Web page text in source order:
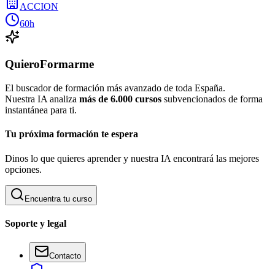
ACCION
60h
QuieroFormarme
El buscador de formación más avanzado de toda España.
Nuestra IA analiza más de 6.000 cursos subvencionados de forma
instantánea para ti.
Tu próxima formación te espera
Dinos lo que quieres aprender y nuestra IA encontrará las mejores
opciones.
Encuentra tu curso
Soporte y legal
Contacto